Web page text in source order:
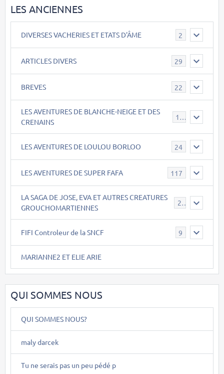
LES ANCIENNES
DIVERSES VACHERIES ET ETATS D'ÂME 2
ARTICLES DIVERS 29
BREVES 22
LES AVENTURES DE BLANCHE-NEIGE ET DES
CRENAINS
17
LES AVENTURES DE LOULOU BORLOO 24
LES AVENTURES DE SUPER FAFA 117
LA SAGA DE JOSE, EVA ET AUTRES CREATURES
GROUCHOMARTIENNES
26
FIFI Controleur de la SNCF 9
MARIANNE2 ET ELIE ARIE
QUI SOMMES NOUS
QUI SOMMES NOUS?
maly darcek
Tu ne serais pas un peu pédé p